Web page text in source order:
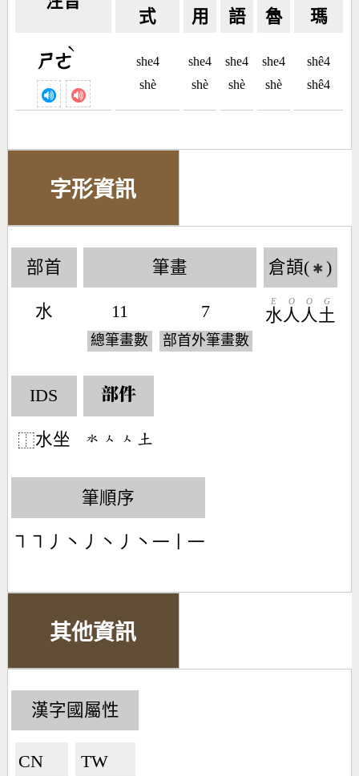
式 用 語 魯 瑪
ㄕㄜ
ˋ
she4
shè
she4
shè
she4
shè
she4
shè
shê4
shê4
字形資訊
部首
水
筆畫
11
總筆畫數
7
部首外筆畫數
倉頡( ✱ )
水
E
人
O
人
O
土
G
IDS
⿰水坐
部件
󶄓󶀮󶀮󶁢
筆順序
㇕㇕丿丶丿丶丿丶一丨一
其他資訊
漢字國屬性
CN🇨🇳
TW🇹🇼